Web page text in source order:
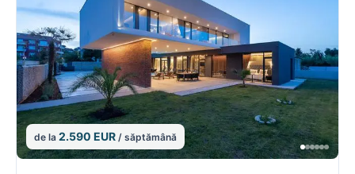
de la 2.590 EUR / săptămână